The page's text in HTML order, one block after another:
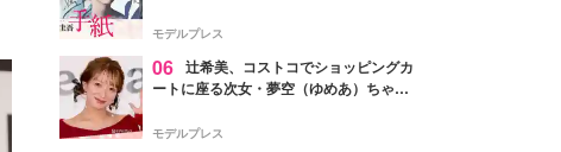
モデルプレス
06 辻希美、コストコでショッピングカ
ートに座る次女・夢空（ゆめあ）ちゃん
ぎ」「成長を感じる」の声
モデルプレス